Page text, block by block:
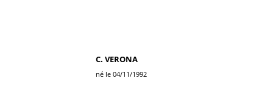
C. VERONA
né le 04/11/1992